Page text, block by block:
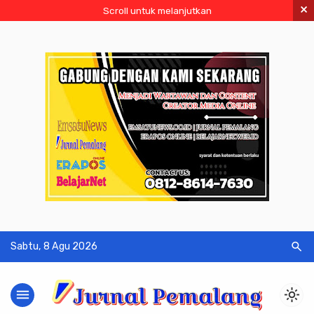
Scroll untuk melanjutkan ×
Sabtu, 8 Agu 2026 search
menu light_mode